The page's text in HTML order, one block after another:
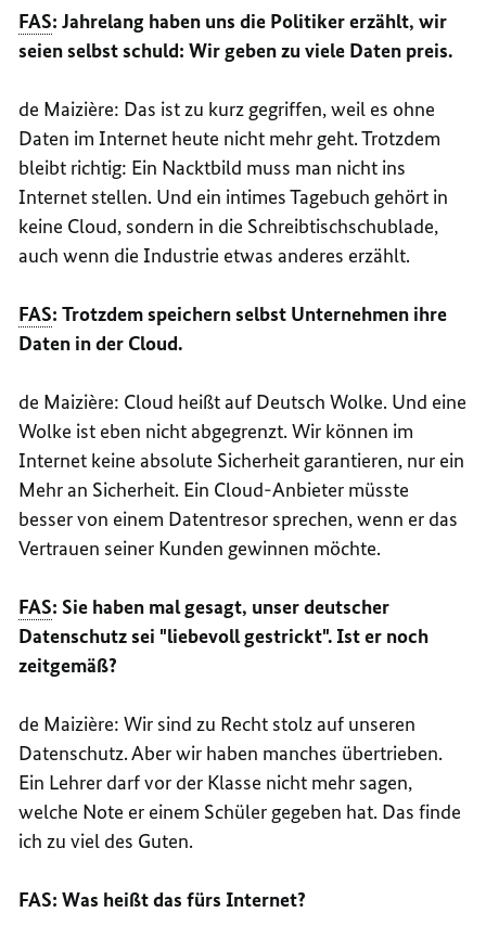
FAS: Jahrelang haben uns die Politiker erzählt, wir
seien selbst schuld: Wir geben zu viele Daten preis.
de Maizière: Das ist zu kurz gegriffen, weil es ohne
Daten im Internet heute nicht mehr geht. Trotzdem
bleibt richtig: Ein Nacktbild muss man nicht ins
Internet stellen. Und ein intimes Tagebuch gehört in
keine Cloud, sondern in die Schreibtischschublade,
auch wenn die Industrie etwas anderes erzählt.
FAS: Trotzdem speichern selbst Unternehmen ihre
Daten in der Cloud.
de Maizière: Cloud heißt auf Deutsch Wolke. Und eine
Wolke ist eben nicht abgegrenzt. Wir können im
Internet keine absolute Sicherheit garantieren, nur ein
Mehr an Sicherheit. Ein Cloud-Anbieter müsste
besser von einem Datentresor sprechen, wenn er das
Vertrauen seiner Kunden gewinnen möchte.
FAS: Sie haben mal gesagt, unser deutscher
Datenschutz sei "liebevoll gestrickt". Ist er noch
zeitgemäß?
de Maizière: Wir sind zu Recht stolz auf unseren
Datenschutz. Aber wir haben manches übertrieben.
Ein Lehrer darf vor der Klasse nicht mehr sagen,
welche Note er einem Schüler gegeben hat. Das finde
ich zu viel des Guten.
FAS: Was heißt das fürs Internet?